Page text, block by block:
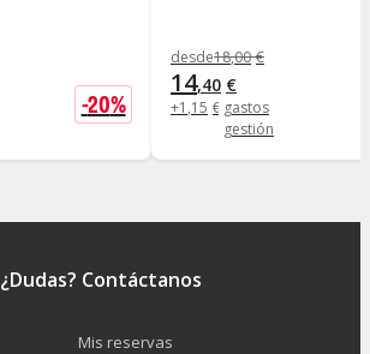
-20%
desde18,00 €
14,40 €
+1 ,15 € gastos
gestión
¿Dudas? Contáctanos
Mis reservas